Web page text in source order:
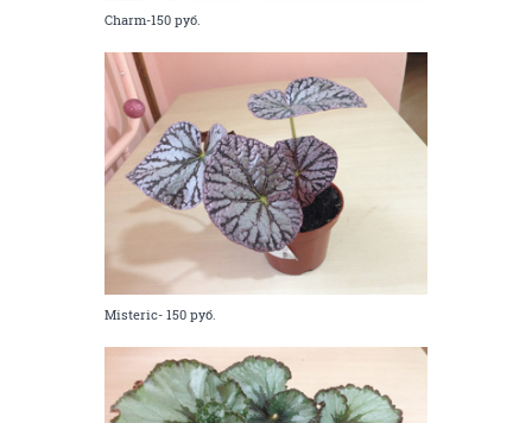
Charm-150 руб.
Misteric- 150 руб.